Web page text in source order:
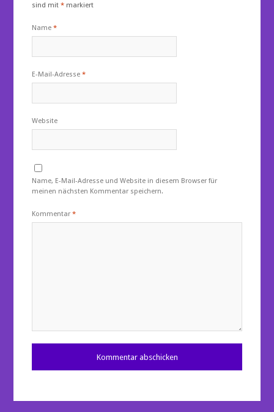
sind mit* markiert
Name*
E-Mail-Adresse*
Website
Name, E-Mail-Adresse und Website in diesem Browser für
meinen nächsten Kommentar speichern.
Kommentar*